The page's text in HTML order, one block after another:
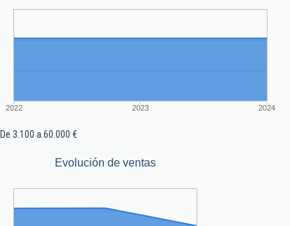
2022 2023 2024
De 3.100 a 60.000 €
Evolución de ventas